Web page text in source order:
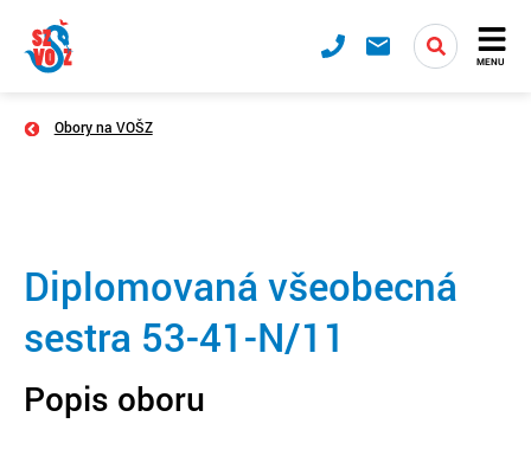
MENU
Obory na VOŠZ
Diplomovaná všeobecná
sestra 53-41-N/11
Popis oboru